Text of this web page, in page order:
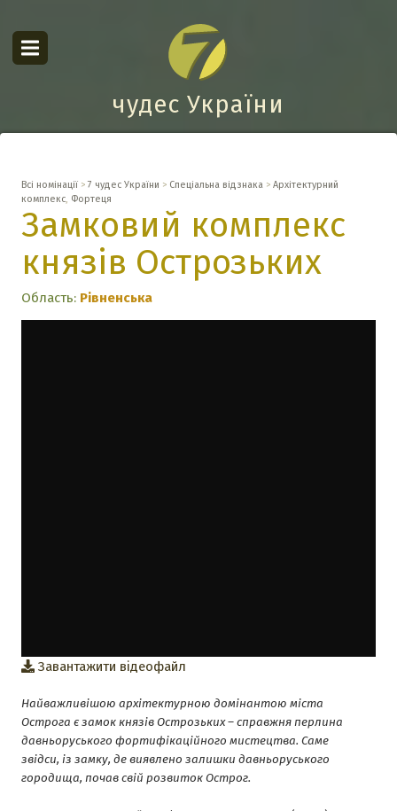
чудес України
Всі номінації > 7 чудес України > Спеціальна відзнака > Архітектурний
комплекс, Фортеця
Замковий комплекс
князів Острозьких
Область: Рівненська
Завантажити відеофайл
Найважливішою архітектурною домінантою міста
Острога є замок князів Острозьких – справжня перлина
давньоруського фортифікаційного мистецтва. Саме
звідси, із замку, де виявлено залишки давньоруського
городища, почав свій розвиток Острог.